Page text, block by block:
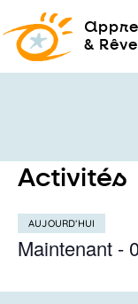
a
& Rêve
Activités
AUJOURD’HUI
Maintenant -